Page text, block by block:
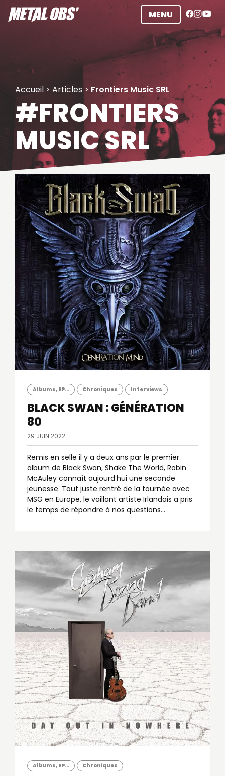
Aller
au
MENU
Accueil > Articles > Frontiers Music SRL
#FRONTIERS
MUSIC SRL
Albums, EP... Chroniques Interviews
BLACK SWAN : GÉNÉRATION
80
29 JUIN 2022
Remis en selle il y a deux ans par le premier
album de Black Swan, Shake The World, Robin
McAuley connaît aujourd’hui une seconde
jeunesse. Tout juste rentré de la tournée avec
MSG en Europe, le vaillant artiste Irlandais a pris
le temps de répondre à nos questions…
Albums, EP... Chroniques